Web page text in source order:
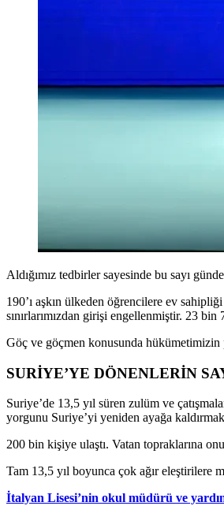
Aldığımız tedbirler sayesinde bu sayı
190’ı aşkın ülkeden öğrencilere ev
sınırlarımızdan girişi engellenmiştir. 23 bin
Göç ve göçmen konusunda hükümetimizin
SURİYE’YE DÖNENLERİN
Suriye’de 13,5 yıl süren zulüm ve
yorgunu Suriye’yi yeniden ayağa
200 bin kişiye ulaştı. Vatan topraklarına
Tam 13,5 yıl boyunca çok ağır eleştirilere
İtalyan Lisesi’nin okul müdürü ve